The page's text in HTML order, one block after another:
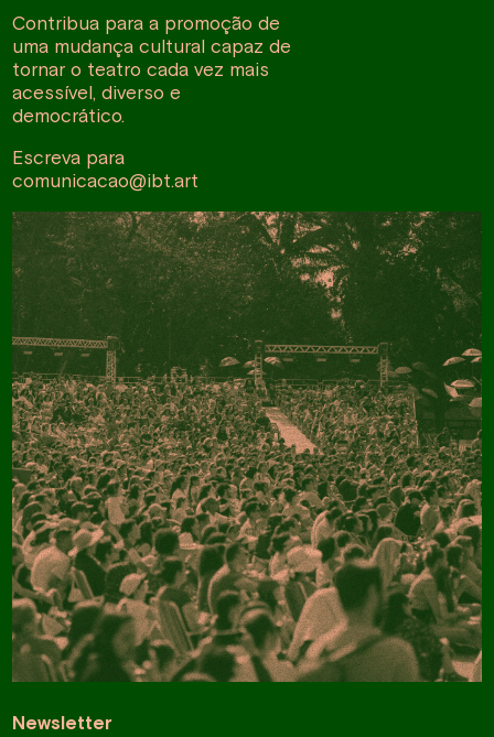
Contribua para a promoção de
uma mudança cultural capaz de
tornar o teatro cada vez mais
acessível, diverso e
democrático.
Escreva para
comunicacao@ibt.art
Newsletter